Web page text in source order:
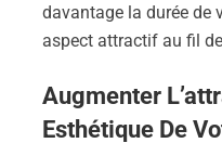
davantage la durée de
aspect attractif au fil
Augmenter
Esthétique De